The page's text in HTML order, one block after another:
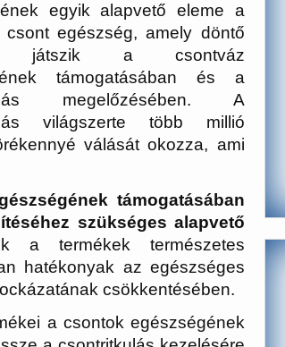
egyik alapvető eleme a
csont egészség, amely döntő
játszik a csontváz
támogatásában és a
megelőzésében. A
világszerte több millió
válását okozza, ami
támogatásában
szükséges alapvető
a termékek természetes
hatékonyak az egészséges
csökkentésében.
a csontok egészségének